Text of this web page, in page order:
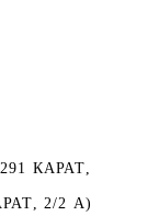
КАРАТ,
2/2 А)